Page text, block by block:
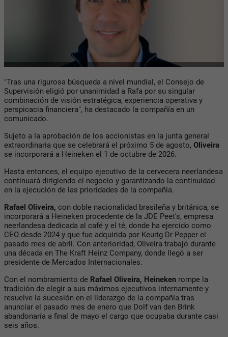
"Tras una rigurosa búsqueda a nivel mundial, el Consejo de
Supervisión eligió por unanimidad a Rafa por su singular
combinación de visión estratégica, experiencia operativa y
perspicacia financiera", ha destacado la compañía en un
comunicado.
Sujeto a la aprobación de los accionistas en la junta general
extraordinaria que se celebrará el próximo 5 de agosto, Oliveira
se incorporará a Heineken el 1 de octubre de 2026.
Hasta entonces, el equipo ejecutivo de la cervecera neerlandesa
continuará dirigiendo el negocio y garantizando la continuidad
en la ejecución de las prioridades de la compañía.
Rafael Oliveira, con doble nacionalidad brasileña y británica, se
incorporará a Heineken procedente de la JDE Peet's, empresa
neerlandesa dedicada al café y el té, donde ha ejercido como
CEO desde 2024 y que fue adquirida por Keurig Dr Pepper el
pasado mes de abril. Con anterioridad, Oliveira trabajó durante
una década en The Kraft Heinz Company, donde llegó a ser
presidente de Mercados Internacionales.
Con el nombramiento de Rafael Oliveira, Heineken rompe la
tradición de elegir a sus máximos ejecutivos internamente y
resuelve la sucesión en el liderazgo de la compañía tras
anunciar el pasado mes de enero que Dolf van den Brink
abandonaría a final de mayo el cargo que ocupaba durante casi
seis años.